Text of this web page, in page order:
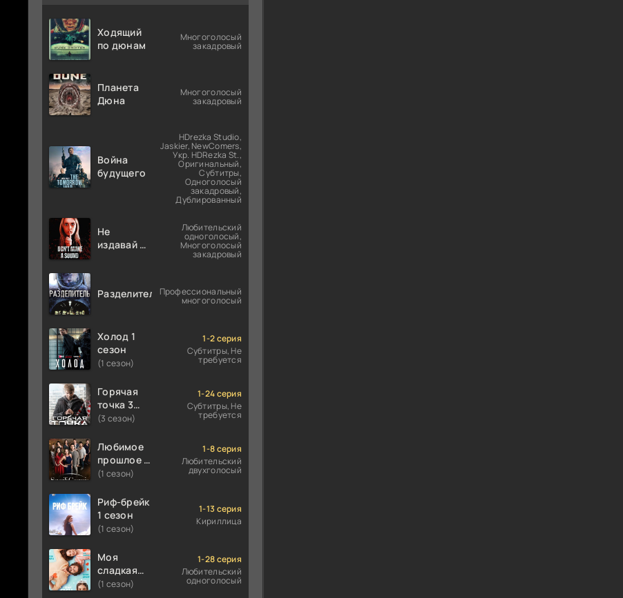
Ходящий
по дюнам
Многоголосый
закадровый
Планета
Дюна
Многоголосый
закадровый
Война
будущего
HDrezka Studio,
Jaskier, NewComers,
Укр. HDRezka St.,
Оригинальный,
Субтитры,
Одноголосый
закадровый,
Дублированный
Не
издавай ни
Любительский
одноголосый,
Многоголосый
закадровый
РазделительПрофессиональный
многоголосый
Холод 1
сезон
(1 сезон)
1-2 серия
Субтитры, Не
требуется
Горячая
точка 3
сезон
(3 сезон)
1-24 серия
Субтитры, Не
требуется
Любимое
прошлое 1
сезон
(1 сезон)
1-8 серия
Любительский
двухголосый
Риф-брейк
1 сезон
(1 сезон)
1-13 серия
Кириллица
Моя
сладкая
ложь 1
(1 сезон)
1-28 серия
Любительский
одноголосый